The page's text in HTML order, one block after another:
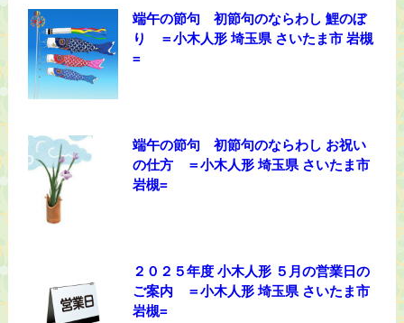
端午の節句 初節句のならわし 鯉のぼ
り ＝小木人形 埼玉県 さいたま市 岩槻
=
端午の節句 初節句のならわし お祝い
の仕方 ＝小木人形 埼玉県 さいたま市
岩槻=
２０２５年度 小木人形 ５月の営業日の
ご案内 ＝小木人形 埼玉県 さいたま市
岩槻=